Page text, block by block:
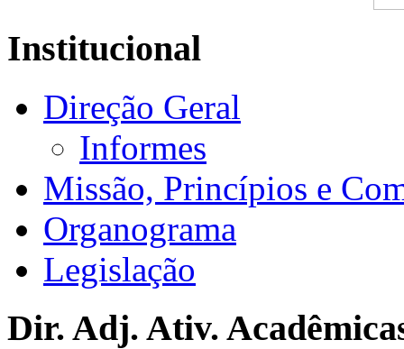
Institucional
Direção Geral
Informes
Missão, Princípios e
Organograma
Legislação
Dir. Adj. Ativ.